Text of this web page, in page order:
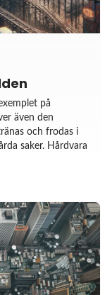
på
även den
och frodas i
saker. Hårdvara